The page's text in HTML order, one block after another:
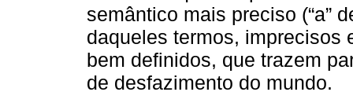
semântico mais preciso (“a”
daqueles termos, imprecisos
bem definidos, que trazem
de desfazimento do mundo.